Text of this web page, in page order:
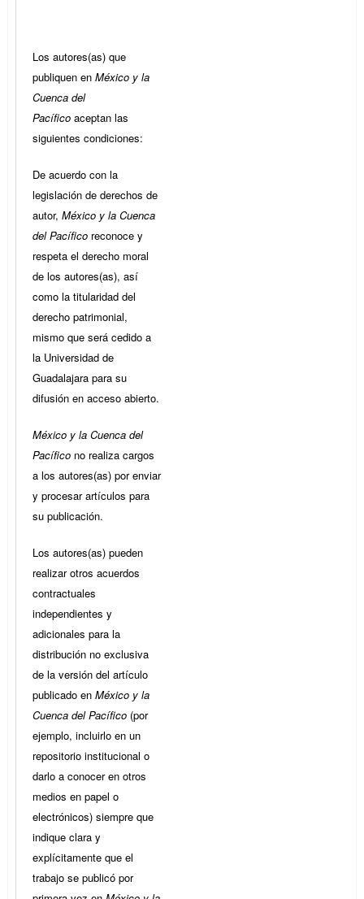
Los autores(as) que
publiquen en México y la
Cuenca del
Pacífico aceptan las
siguientes condiciones:
De acuerdo con la
legislación de derechos de
autor, México y la Cuenca
del Pacífico reconoce y
respeta el derecho moral
de los autores(as), así
como la titularidad del
derecho patrimonial,
mismo que será cedido a
la Universidad de
Guadalajara para su
difusión en acceso abierto.
México y la Cuenca del
Pacífico no realiza cargos
a los autores(as) por enviar
y procesar artículos para
su publicación.
Los autores(as) pueden
realizar otros acuerdos
contractuales
independientes y
adicionales para la
distribución no exclusiva
de la versión del artículo
publicado en México y la
Cuenca del Pacífico (por
ejemplo, incluirlo en un
repositorio institucional o
darlo a conocer en otros
medios en papel o
electrónicos) siempre que
indique clara y
explícitamente que el
trabajo se publicó por